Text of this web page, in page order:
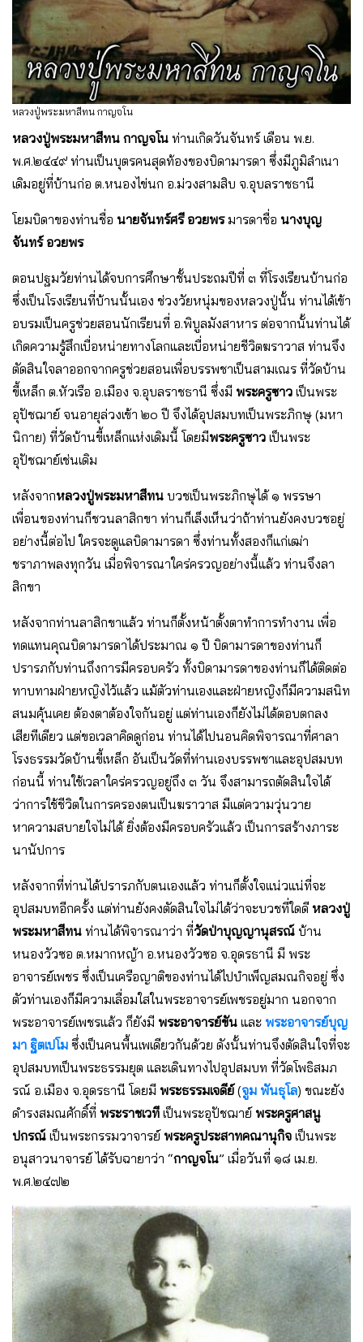
หลวงปู่พระมหาสีทน กาญจโน
หลวงปู่พระมหาสีทน กาญจโน ท่านเกิดวันจันทร์ เดือน พ.ย.
พ.ศ.๒๔๔๙ ท่านเป็นบุตรคนสุดท้องของบิดามารดา ซึ่งมีภูมิลำเนา
เดิมอยู่ที่บ้านก่อ ต.หนองไข่นก อ.ม่วงสามสิบ จ.อุบลราชธานี
โยมบิดาของท่านชื่อ นายจันทร์ศรี อวยพรมารดาชื่อ นางบุญ
จันทร์ อวยพร
ตอนปฐมวัยท่านได้จบการศึกษาชั้นประถมปีที่ ๓ ที่โรงเรียนบ้านก่อ
ซึ่งเป็นโรงเรียนที่บ้านนั้นเอง ช่วงวัยหนุ่มของหลวงปู่นั้น ท่านได้เข้า
อบรมเป็นครูช่วยสอนนักเรียนที่ อ.พิบูลมังสาหาร ต่อจากนั้นท่านได้
เกิดความรู้สึกเบื่อหน่ายทางโลกและเบื่อหน่ายชีวิตฆราวาส ท่านจึง
ตัดสินใจลาออกจากครูช่วยสอนเพื่อบรรพชาเป็นสามเณร ที่วัดบ้าน
ขี้เหล็ก ต.หัวเรือ อ.เมือง จ.อุบลราชธานี ซึ่งมี พระครูซาว เป็นพระ
อุปัชฌาย์ จนอายุล่วงเข้า ๒๐ ปี จึงได้อุปสมบทเป็นพระภิกษุ (มหา
นิกาย) ที่วัดบ้านขี้เหล็กแห่งเดิมนี้ โดยมีพระครูซาว เป็นพระ
อุปัชฌาย์เช่นเดิม
หลังจากหลวงปู่พระมหาสีทน บวชเป็นพระภิกษุได้ ๑ พรรษา
เพื่อนของท่านก็ชวนลาสิกขา ท่านก็เล็งเห็นว่าถ้าท่านยังคงบวชอยู่
อย่างนี้ต่อไป ใครจะดูแลบิดามารดา ซึ่งท่านทั้งสองก็แก่เฒ่า
ชราภาพลงทุกวัน เมื่อพิจารณาใคร่ครวญอย่างนี้แล้ว ท่านจึงลา
สิกขา
หลังจากท่านลาสิกขาแล้ว ท่านก็ตั้งหน้าตั้งตาทำการทำงาน เพื่อ
ทดแทนคุณบิดามารดาได้ประมาณ ๑ ปี บิดามารดาของท่านก็
ปรารภกับท่านถึงการมีครอบครัว ทั้งบิดามารดาของท่านก็ได้ติดต่อ
ทาบทามฝ่ายหญิงไว้แล้ว แม้ตัวท่านเองและฝ่ายหญิงก็มีความสนิท
สนมคุ้นเคย ต้องตาต้องใจกันอยู่ แต่ท่านเองก็ยังไม่ได้ตอบตกลง
เสียทีเดียว แต่ขอเวลาคิดดูก่อน ท่านได้ไปนอนคิดพิจารณาที่ศาลา
โรงธรรมวัดบ้านขี้เหล็ก อันเป็นวัดที่ท่านเองบรรพชาและอุปสมบท
ก่อนนี้ ท่านใช้เวลาใคร่ครวญอยู่ถึง ๓ วัน จึงสามารถตัดสินใจได้
ว่าการใช้ชีวิตในการครองตนเป็นฆราวาส มีแต่ความวุ่นวาย
หาความสบายใจไม่ได้ ยิ่งต้องมีครอบครัวแล้ว เป็นการสร้างภาระ
นานัปการ
หลังจากที่ท่านได้ปรารภกับตนเองแล้ว ท่านก็ตั้งใจแน่วแน่ที่จะ
อุปสมบทอีกครั้ง แต่ท่านยังคงตัดสินใจไม่ได้ว่าจะบวชที่ใดดี หลวงปู่
พระมหาสีทน ท่านได้พิจารณาว่า ที่วัดป่าบุญญานุสรณ์ บ้าน
หนองวัวซอ ต.หมากหญ้า อ.หนองวัวซอ จ.อุดรธานี มี พระ
อาจารย์เพชร ซึ่งเป็นเครือญาติของท่านได้ไปบำเพ็ญสมณกิจอยู่ ซึ่ง
ตัวท่านเองก็มีความเลื่อมใสในพระอาจารย์เพชรอยู่มาก นอกจาก
พระอาจารย์เพชรแล้ว ก็ยังมี พระอาจารย์ขัน และ พระอาจารย์บุญ
มา ฐิตเปโม ซึ่งเป็นคนพื้นเพเดียวกันด้วย ดังนั้นท่านจึงตัดสินใจที่จะ
อุปสมบทเป็นพระธรรมยุต และเดินทางไปอุปสมบท ที่วัดโพธิสมภ
รณ์ อ.เมือง จ.อุดรธานี โดยมี พระธรรมเจดีย์(จูม พันธุโล) ขณะยัง
ดำรงสมณศักดิ์ที่ พระราชเวที เป็นพระอุปัชฌาย์พระครูศาสนู
ปกรณ์ เป็นพระกรรมวาจารย์พระครูประสาทคณานุกิจ เป็นพระ
อนุสาวนาจารย์ ได้รับฉายาว่า “กาญจโน” เมื่อวันที่ ๑๘ เม.ย.
พ.ศ.๒๔๗๒